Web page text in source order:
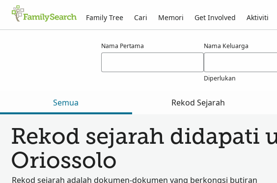
Family Tree Cari Memori Get Involved Aktiviti
Nama Pertama Nama Keluarga
Diperlukan
Semua Rekod Sejarah
Rekod sejarah didapati
Oriossolo
Rekod sejarah adalah dokumen-dokumen yang berkongsi butiran